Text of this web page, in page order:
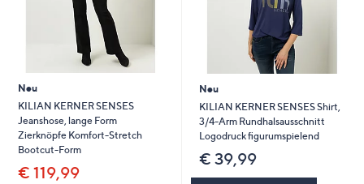
Neu
KILIAN KERNER SENSES
Jeanshose, lange Form
Zierknöpfe Komfort-Stretch
Bootcut-Form
€ 119,99
Neu
KILIAN KERNER SENSES Shirt,
3/4-Arm Rundhalsausschnitt
Logodruck figurumspielend
€ 39,99